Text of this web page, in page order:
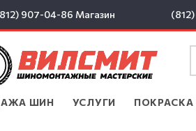
907-04-86 Магазин
ШИН УСЛУГИ